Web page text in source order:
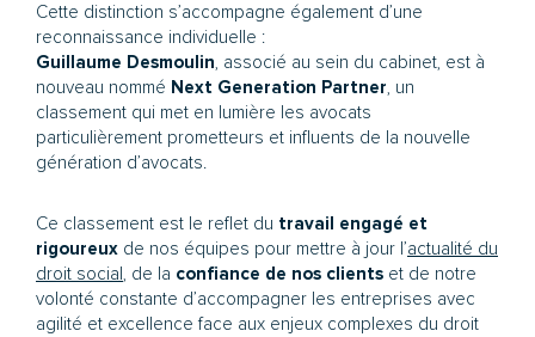
Cette distinction s’accompagne également d’une
reconnaissance individuelle :
Guillaume Desmoulin, associé au sein du cabinet, est à
nouveau nommé Next Generation Partner, un
classement qui met en lumière les avocats
particulièrement prometteurs et influents de la nouvelle
génération d’avocats.
Ce classement est le reflet du travail engagé et
rigoureux de nos équipes pour mettre à jour l’actualité du
droit social, de la confiance de nos clients et de notre
volonté constante d’accompagner les entreprises avec
agilité et excellence face aux enjeux complexes du droit